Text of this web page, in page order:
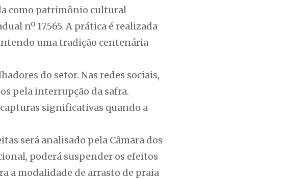
como patrimônio cultural
nº 17.565. A prática é realizada
uma tradição centenária
do setor. Nas redes sociais,
pela interrupção da safra.
significativas quando a
será analisado pela Câmara dos
poderá suspender os efeitos
a modalidade de arrasto de praia